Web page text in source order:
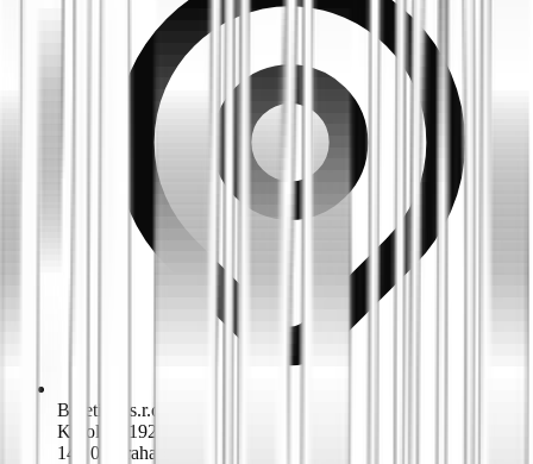
Biketime s.r.o.
K dolům 1924/42
143 00 Praha 4